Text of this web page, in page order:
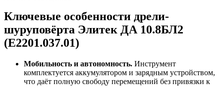
Ключевые особенности дрели-
шуруповёрта Элитек ДА 10.8БЛ2
(E2201.037.01)
Мобильность и автономность. Инструмент
комплектуется аккумулятором и зарядным устройством,
что даёт полную свободу перемещений без привязки к